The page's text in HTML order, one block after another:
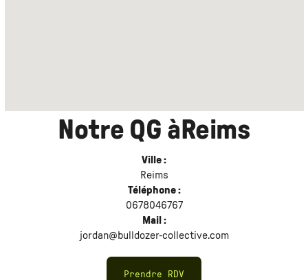
Notre QG à Reims
Ville :
Reims
Téléphone :
0678046767
Mail :
jordan@bulldozer-collective.com
Prendre RDV